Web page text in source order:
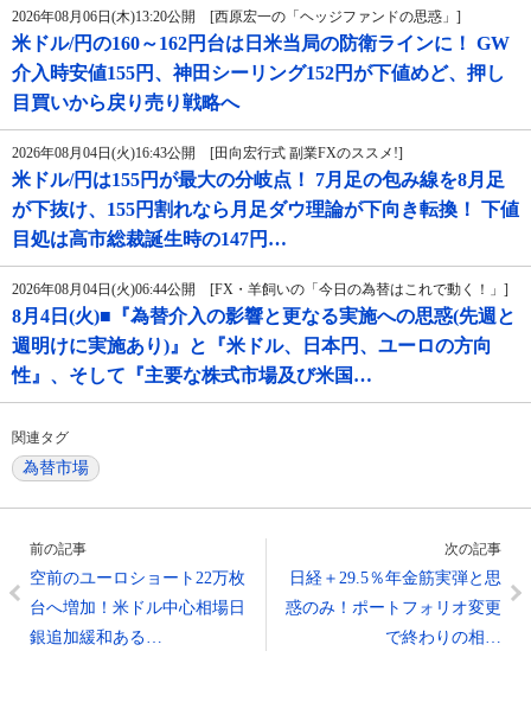
2026年08月06日(木)13:20公開 [西原宏一の「ヘッジファンドの思惑」]
米ドル/円の160～162円台は日米当局の防衛ラインに！ GW
介入時安値155円、神田シーリング152円が下値めど、押し
目買いから戻り売り戦略へ
2026年08月04日(火)16:43公開 [田向宏行式 副業FXのススメ!]
米ドル/円は155円が最大の分岐点！ 7月足の包み線を8月足
が下抜け、155円割れなら月足ダウ理論が下向き転換！ 下値
目処は高市総裁誕生時の147円…
2026年08月04日(火)06:44公開 [FX・羊飼いの「今日の為替はこれで動く！」]
8月4日(火)■『為替介入の影響と更なる実施への思惑(先週と
週明けに実施あり)』と『米ドル、日本円、ユーロの方向
性』、そして『主要な株式市場及び米国…
関連タグ
為替市場
前の記事
空前のユーロショート22万枚
台へ増加！米ドル中心相場日
銀追加緩和ある…
次の記事
日経＋29.5％年金筋実弾と思
惑のみ！ポートフォリオ変更
で終わりの相…